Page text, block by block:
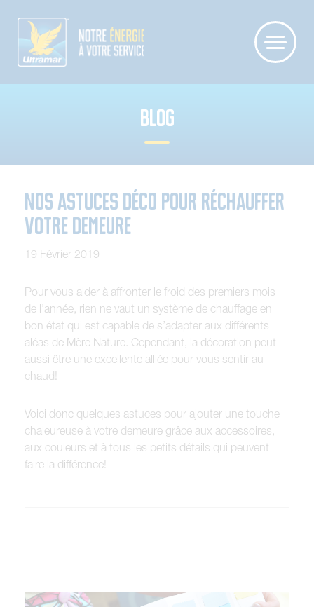
BLOG
Nos astuces déco pour réchauffer
votre demeure
19 Février 2019
Pour vous aider à affronter le froid des premiers mois
de l’année, rien ne vaut un système de chauffage en
bon état qui est capable de s’adapter aux différents
aléas de Mère Nature. Cependant, la décoration peut
aussi être une excellente alliée pour vous sentir au
chaud!
Voici donc quelques astuces pour ajouter une touche
chaleureuse à votre demeure grâce aux accessoires,
aux couleurs et à tous les petits détails qui peuvent
faire la différence!